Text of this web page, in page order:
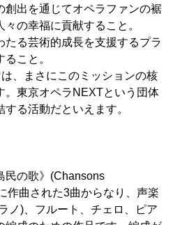
創出を通じてオペラファンの裾
の幸福に貢献すること。
る芸術的成長を支援するプラ
こと。
、まさにこのミッションの核
。東京オペラNEXTという団体
る活動だといえます。
民の歌》(Chansons
作曲された3曲からなり、声楽
ノ)、フルート、チェロ、ピア